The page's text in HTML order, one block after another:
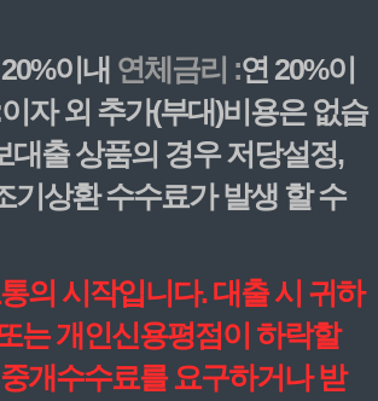
이내 연체금리 :연 20%이
이자 외 추가(부대)비용은 없습
대출 상품의 경우 저당설정,
기상환 수수료가 발생 할 수
의 시작입니다. 대출 시 귀하
는 개인신용평점이 하락할
개수수료를 요구하거나 받